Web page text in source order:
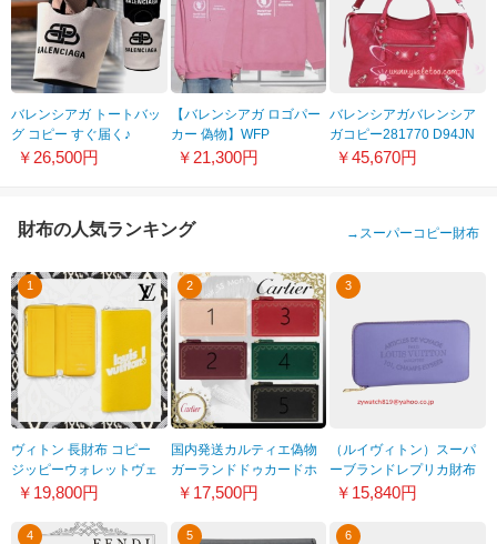
バレンシアガ トートバッ
グ コピー すぐ届く♪
599332
￥26,500円
【バレンシアガ ロゴパー
カー 偽物】WFP
MEDIUM フィット ピンク
￥21,300円
バレンシアガバレンシア
ガコピー281770 D94JN
5765バッグ ジャイアント
￥45,670円
財布の人気ランキング → スーパーコピー財布
1
ヴィトン 長財布 コピー
ジッピーウォレットヴェ
ルティカル M80852
￥19,800円
2
国内発送カルティエ偽物
ガーランドドゥカードホ
ルダー財布Lkd59
￥17,500円
3
（ルイヴィトン）スーパ
ーブランドレプリカ財布
新しい夏m58258
￥15,840円
4 5 6